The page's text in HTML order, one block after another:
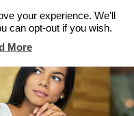
your experience. We'll
can opt-out if you wish.
More